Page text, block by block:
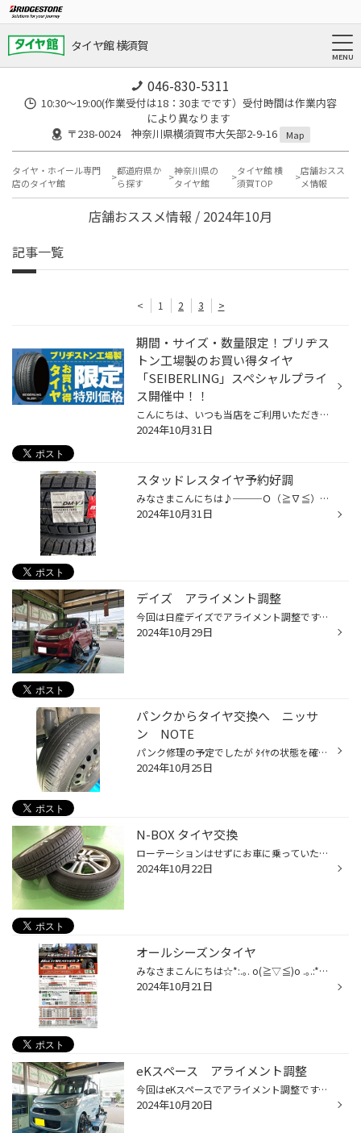
タイヤ館 横須賀
046-830-5311
10:30～19:00(作業受付は18：30までです）受付時間は作業内容
により異なります
〒238-0024 神奈川県横須賀市大矢部2-9-16
Map
タイヤ・ホイール専門
店のタイヤ館
都道府県か
ら探す
神奈川県の
タイヤ館
タイヤ館 横
須賀TOP
店舗おスス
メ情報
店舗おススメ情報 / 2024年10月
記事一覧
< 1 2 3 >
期間・サイズ・数量限定！ブリヂス
トン工場製のお買い得タイヤ
「SEIBERLING」スペシャルプライ
ス開催中！！
こんにちは、いつも当店をご利用いただきましてありがとうございます。 現在、コクピット・タイヤ館の一部店舗におきまして、 期間限定！ サイズ限定！！ 数量限定！！！ で、ブリヂストン工場製のお買い得タイヤ「SEIBERLING」をスペシャルプライスでご提供中です。 もちろん、当店でもご提供して...
2024年10月31日
スタッドレスタイヤ予約好調
みなさまこんにちは♪───Ｏ（≧∇≦）Ｏ────♪ 遂にこの時期がが来ました！ 冬雪道には必要不可欠なスタッドレスタイヤの シーズン到来です！ 既に人気車種にお乗りのお客様からザクザク ご注文を頂いております♪───Ｏ（≧∇≦）Ｏ────♪ ありがとうございます♪ 在庫が豊富な今がお得です！ 毎年恒例の欠品が...
2024年10月31日
デイズ アライメント調整
今回は日産デイズでアライメント調整です。 こちらのお車はフロントのトゥー2箇所の調整になります。 センサーをホイールに装着して測定し調整をします。 赤字の部分が基準値よりズレてしまっている合図です。 赤丸部分を緩めて調整をしていきます。 調整後試走をして問題なければ作業完了になります。
2024年10月29日
パンクからタイヤ交換へ ニッサ
ン NOTE
パンク修理の予定でしたが ﾀｲﾔの状態を確認させて頂き３本交換になりました(^▽^)/ 後ろの2本が画像の通り溝が擦り減ってしまった状態でした でタイヤ交換です 新しいタイヤを組み付け後バランス調整です バランスがずれているのでﾊﾞﾗﾝｽｳｴｲﾄを取付 になりました！このような状態になったらそのままお...
2024年10月25日
N-BOX タイヤ交換
ローテーションはせずにお車に乗っていた為、前タイヤだけすり減ってしまっていて お客様に使用状況などをお伺いし今回は4本交換になりました(o^―^o) タイヤを外して ハブ防錆も一緒に施工させて頂きました!! こちらのタイヤで４本交換です(^▽^)/ タイヤ館では色々なタイヤ購入方法をご用意しており...
2024年10月22日
オールシーズンタイヤ
みなさまこんにちは☆*:.｡. o(≧▽≦)o .｡.:*☆ やっと涼しくなって来ましたねえ！ タイヤ館横須賀店では徐々に冬タイヤのお話も 出て来ましたよ✌︎('ω')✌︎ 今回のお客様はトヨタ アクアにお乗りのお客様！ 今までは夏タイヤと冬タイヤを使い分けていましたが もう雪の降る所は行かないし履き替えるなも大...
2024年10月21日
eKスペース アライメント調整
今回はeKスペースでアライメント調整です。 タイヤを交換した後の調整作業になります。 センサーを付けて測定してあげます。 こちらが測定結果です。 フロントトゥーの調整のみのお車ですが数字がずれてしまっています。 数字をピシッと決めてあげれば調整作業の完了です。
2024年10月20日